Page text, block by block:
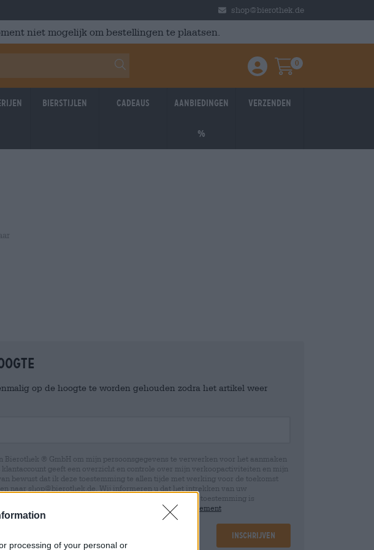
processing of your personal or
shop@bierothek.de
niet mogelijk om bestellingen te plaatsen.
Einloggen / Anmelden
Warenkorb
0
Bierstijlen Cadeaus Aanbiedingen
%
Verzenden
op de hoogte te worden gehouden zodra het artikel weer
Bierothek ® GmbH om mijn persoonsgegevens te verwerken voor het aanmaken
klantaccount geeft een overzicht en controle over mijn verkoopactiviteiten en mijn
bewust dat ik deze toestemming te allen tijde met werking voor de toekomst
naar shop@bierothek.de. Wij informeren u dat het intrekken van uw
rechtmatigheid van de verwerking die op basis van uw toestemming is
data protection statement
Inschrijven